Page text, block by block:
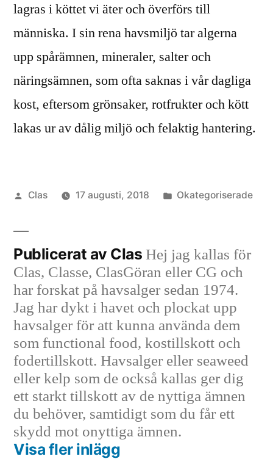
lagras i köttet vi äter och överförs till
människa. I sin rena havsmiljö tar algerna
upp spårämnen, mineraler, salter och
näringsämnen, som ofta saknas i vår dagliga
kost, eftersom grönsaker, rotfrukter och kött
lakas ur av dålig miljö och felaktig hantering.
Publicerat
Clas 17 augusti, 2018
Publicerat
Okategoriserade
Publicerat av Clas Hej jag kallas för
Clas, Classe, ClasGöran eller CG och
har forskat på havsalger sedan 1974.
Jag har dykt i havet och plockat upp
havsalger för att kunna använda dem
som functional food, kostillskott och
fodertillskott. Havsalger eller seaweed
eller kelp som de också kallas ger dig
ett starkt tillskott av de nyttiga ämnen
du behöver, samtidigt som du får ett
skydd mot onyttiga ämnen.
Visa fler inlägg